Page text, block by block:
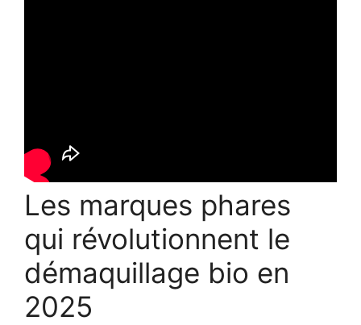
Les marques phares
qui révolutionnent le
démaquillage bio en
2025